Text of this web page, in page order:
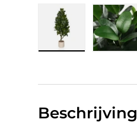
Beschrijving